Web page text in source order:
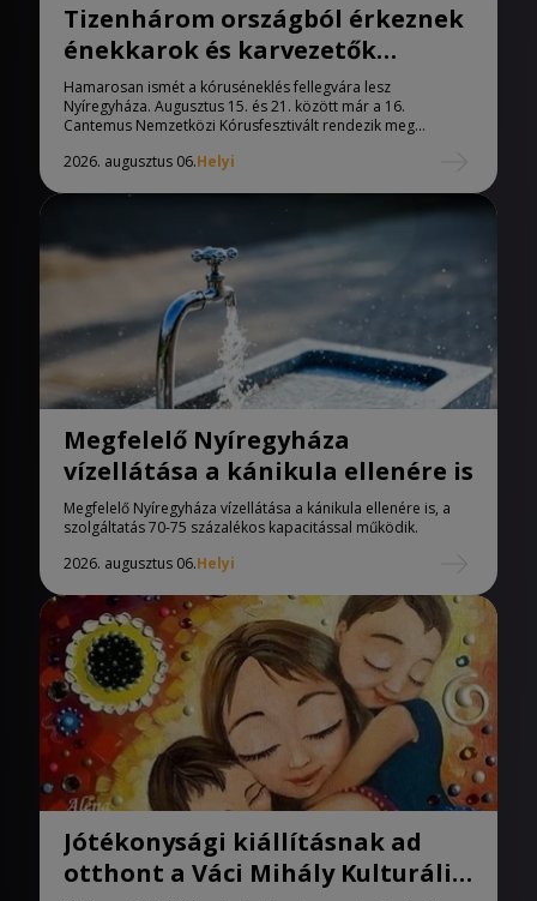
Tizenhárom országból érkeznek
énekkarok és karvezetők
Nyíregyházára
Hamarosan ismét a kóruséneklés fellegvára lesz
Nyíregyháza. Augusztus 15. és 21. között már a 16.
Cantemus Nemzetközi Kórusfesztivált rendezik meg...
2026. augusztus 06.Helyi
Megfelelő Nyíregyháza
vízellátása a kánikula ellenére is
Megfelelő Nyíregyháza vízellátása a kánikula ellenére is, a
szolgáltatás 70-75 százalékos kapacitással működik.
2026. augusztus 06.Helyi
Jótékonysági kiállításnak ad
otthont a Váci Mihály Kulturális